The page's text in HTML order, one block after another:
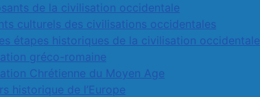
de la civilisation occidentale
culturels des civilisations occidentales
étapes historiques de la civilisation occidentale
gréco-romaine
Chrétienne du Moyen Age
historique de l’Europe